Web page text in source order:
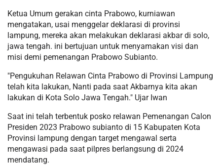
Ketua Umum gerakan cinta Prabowo, kurniawan
mengatakan, usai menggelar deklarasi di provinsi
lampung, mereka akan melakukan deklarasi akbar di solo,
jawa tengah. ini bertujuan untuk menyamakan visi dan
misi demi pemenangan Prabowo Subianto.
"Pengukuhan Relawan Cinta Prabowo di Provinsi Lampung
telah kita lakukan, Nanti pada saat Akbarnya kita akan
lakukan di Kota Solo Jawa Tengah." Ujar Iwan
Saat ini telah terbentuk posko relawan Pemenangan Calon
Presiden 2023 Prabowo subianto di 15 Kabupaten Kota
Provinsi lampung dengan target mengawal serta
mengawasi pada saat pilpres berlangsung di 2024
mendatang.